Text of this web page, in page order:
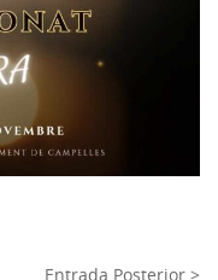
Entrada Posterior >